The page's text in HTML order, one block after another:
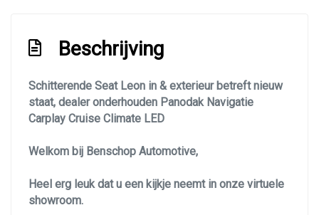
Lichtmetalen velgen 18"
Navigatie
Panoramadak
Side-skirts
Sportonderstel
Beschrijving
Schitterende Seat Leon in & exterieur betreft nieuw
staat, dealer onderhouden Panodak Navigatie
Carplay Cruise Climate LED
Welkom bij Benschop Automotive,
Heel erg leuk dat u een kijkje neemt in onze virtuele
showroom.